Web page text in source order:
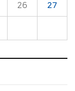
26 27